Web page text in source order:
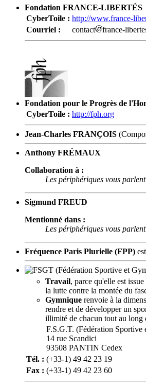
Fondation FRANCE-LIBERTÉS
CyberToile : http://www.france-
Courriel :
contact france-
Fondation pour le Progrès de
CyberToile : http://fph.org
Jean-Charles FRANÇOIS
Anthony FRÉMAUX
Collaboration à :
Les périphériques vous parlent
Sigmund FREUD
Mentionné dans :
Les périphériques vous parlent
Fréquence Paris Plurielle (FPP)
(Fédération Sportive et
Travail, parce qu'elle est
la lutte contre la montée du
Gymnique renvoie à la
rendre et de développer un
illimité de chacun tout au long
F.S.G.T. (Fédération
14 rue Scandici
93508 PANTIN Cedex
Tél. : (+33-1) 49 42 23 19
Fax : (+33-1) 49 42 23 60